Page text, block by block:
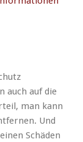
auch auf die
man kann
Und
Schäden